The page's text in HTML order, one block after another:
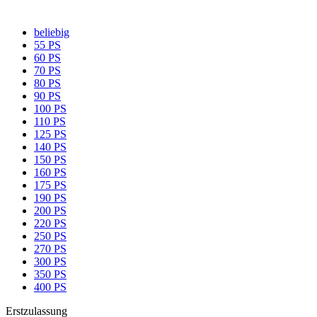
beliebig
55 PS
60 PS
70 PS
80 PS
90 PS
100 PS
110 PS
125 PS
140 PS
150 PS
160 PS
175 PS
190 PS
200 PS
220 PS
250 PS
270 PS
300 PS
350 PS
400 PS
Erstzulassung